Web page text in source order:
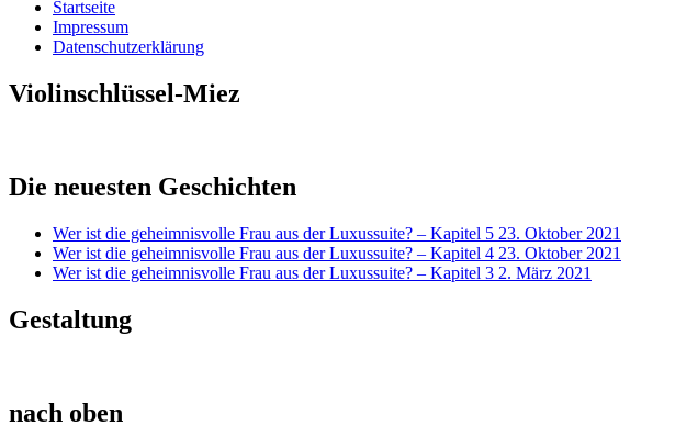
Startseite
Impressum
Datenschutzerklärung
Violinschlüssel-Miez
Die neuesten Geschichten
Wer ist die geheimnisvolle Frau aus der Luxussuite? – Kapitel 5 23. Oktober 2021
Wer ist die geheimnisvolle Frau aus der Luxussuite? – Kapitel 4 23. Oktober 2021
Wer ist die geheimnisvolle Frau aus der Luxussuite? – Kapitel 3 2. März 2021
Gestaltung
nach oben